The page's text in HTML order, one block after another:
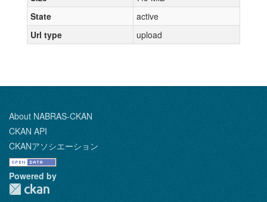
State
active
Url type
upload
About NABRAS-CKAN
CKAN API
CKANアソシエーション
Powered by